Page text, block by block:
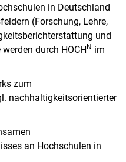
in Deutschland
(Forschung, Lehre,
und
durch HOCH N im
zum
nachhaltigkeitsorientierter
an Hochschulen in